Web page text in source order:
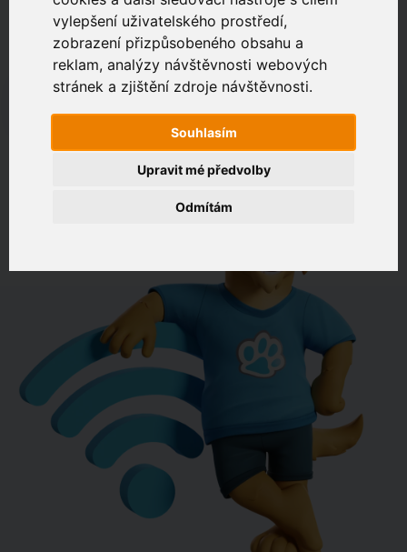
vylepšení uživatelského prostředí,
zobrazení přizpůsobeného obsahu a
reklam, analýzy návštěvnosti webových
stránek a zjištění zdroje návštěvnosti.
Souhlasím
Odmítám
Upravit mé předvolby
Zákaznický portál
Jak rychlé je připojení na vaší adrese?